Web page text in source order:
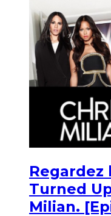
Regardez
Turned
Milian.